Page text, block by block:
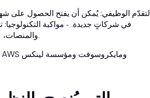
التقدّم الوظيفي: يُمكن أن يفتح الحصول على
في شركاتٍ جديدة. - مواكبة
والمنصات، مما يضمن بقاء مهاراتك مواكبةً للتطورات المتسارعة في هذا المجال.